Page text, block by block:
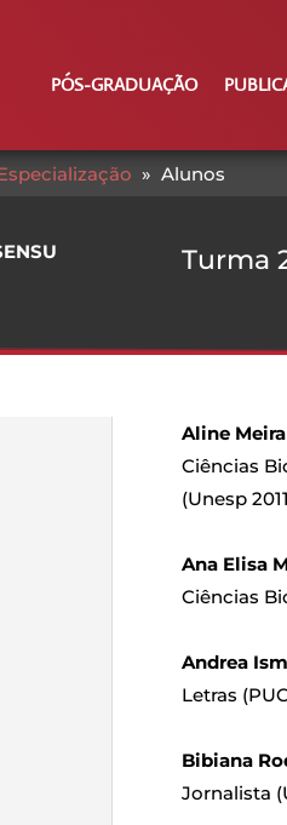
PÓS-GRADUAÇÃO
» Alunos
Turma
Aline
Ciências
(Unesp
Ana Elisa
Ciências
Andrea
Letras
Bibiana
Jornalista